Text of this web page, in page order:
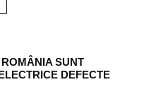
SUNT
DEFECTE